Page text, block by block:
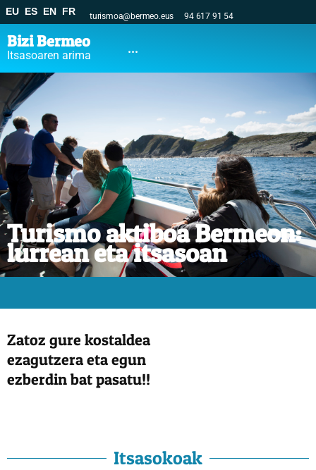
EU ES EN FR turismoa@bermeo.eus 94 617 91 54
Bizi Bermeo
Itsasoaren arima ...
Turismo aktiboa Bermeon:
lurrean eta itsasoan
Zatoz gure kostaldea
ezagutzera eta egun
ezberdin bat pasatu!!
Itsasokoak